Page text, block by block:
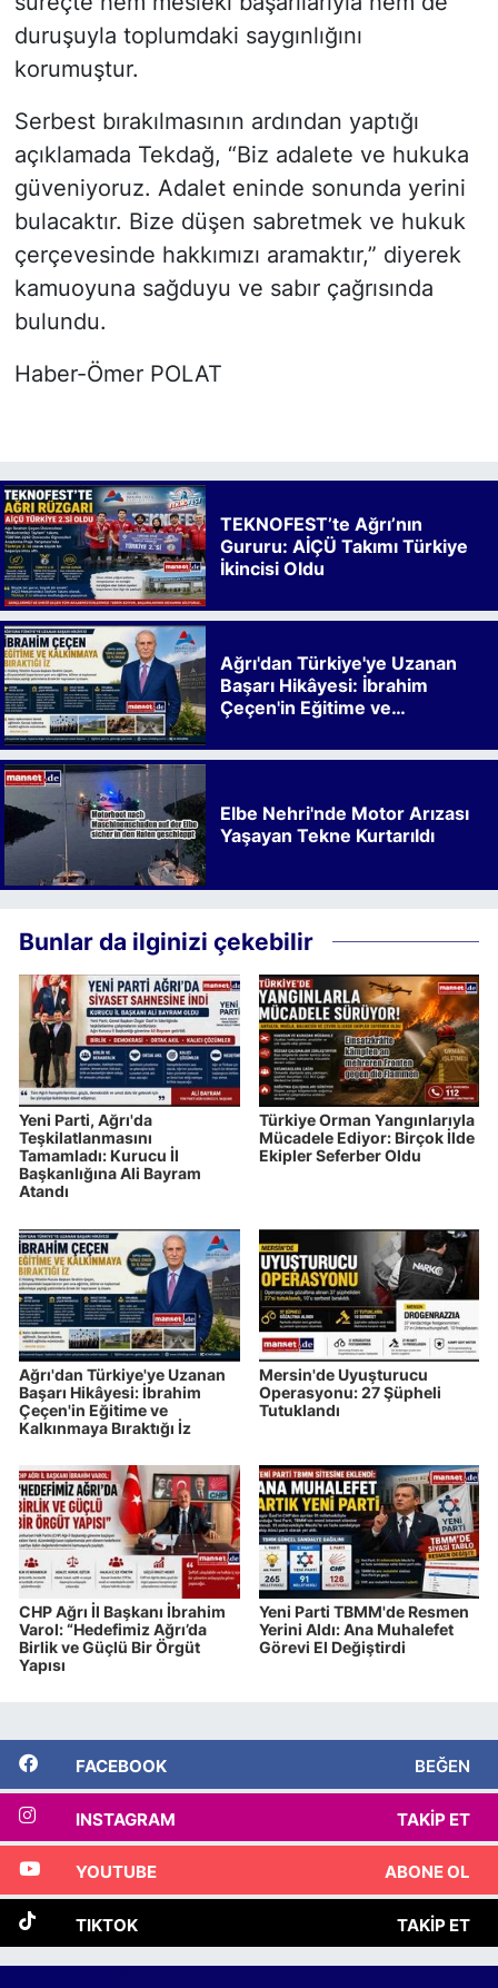
duruşuyla toplumdaki saygınlığını
korumuştur.
Serbest bırakılmasının ardından yaptığı
açıklamada Tekdağ, “Biz adalete ve hukuka
güveniyoruz. Adalet eninde sonunda yerini
bulacaktır. Bize düşen sabretmek ve hukuk
çerçevesinde hakkımızı aramaktır,” diyerek
kamuoyuna sağduyu ve sabır çağrısında
bulundu.
Haber-Ömer POLAT
TEKNOFEST’te Ağrı’nın
Gururu: AİÇÜ Takımı Türkiye
İkincisi Oldu
Ağrı'dan Türkiye'ye Uzanan
Başarı Hikâyesi: İbrahim
Çeçen'in Eğitime ve
Elbe Nehri'nde Motor Arızası
Yaşayan Tekne Kurtarıldı
Bunlar da ilginizi çekebilir
Yeni Parti, Ağrı'da
Teşkilatlanmasını
Tamamladı: Kurucu İl
Başkanlığına Ali Bayram
Atandı
Türkiye Orman Yangınlarıyla
Mücadele Ediyor: Birçok İlde
Ekipler Seferber Oldu
Ağrı'dan Türkiye'ye Uzanan
Başarı Hikâyesi: İbrahim
Çeçen'in Eğitime ve
Kalkınmaya Bıraktığı İz
Mersin'de Uyuşturucu
Operasyonu: 27 Şüpheli
Tutuklandı
CHP Ağrı İl Başkanı İbrahim
Varol: “Hedefimiz Ağrı’da
Birlik ve Güçlü Bir Örgüt
Yapısı
Yeni Parti TBMM'de Resmen
Yerini Aldı: Ana Muhalefet
Görevi El Değiştirdi
FACEBOOK BEĞEN
INSTAGRAM TAKIP ET
YOUTUBE ABONE OL
TIKTOK TAKIP ET